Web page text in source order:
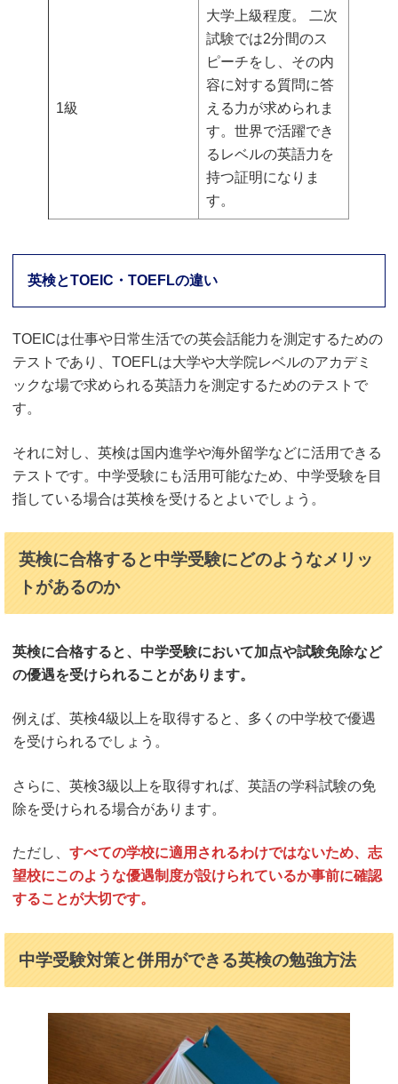
1級
大学上級程度。 二次
試験では2分間のス
ピーチをし、その内
容に対する質問に答
える力が求められま
す。世界で活躍でき
るレベルの英語力を
持つ証明になりま
す。
英検とTOEIC・TOEFLの違い
TOEICは仕事や日常生活での英会話能力を測定するための
テストであり、TOEFLは大学や大学院レベルのアカデミ
ックな場で求められる英語力を測定するためのテストで
す。
それに対し、英検は国内進学や海外留学などに活用できる
テストです。中学受験にも活用可能なため、中学受験を目
指している場合は英検を受けるとよいでしょう。
英検に合格すると中学受験にどのようなメリッ
トがあるのか
英検に合格すると、中学受験において加点や試験免除など
の優遇を受けられることがあります。
例えば、英検4級以上を取得すると、多くの中学校で優遇
を受けられるでしょう。
さらに、英検3級以上を取得すれば、英語の学科試験の免
除を受けられる場合があります。
ただし、すべての学校に適用されるわけではないため、志
望校にこのような優遇制度が設けられているか事前に確認
することが大切です。
中学受験対策と併用ができる英検の勉強方法